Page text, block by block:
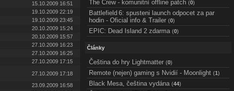
15.10.2009 16:51
19.10.2009 22:19
19.10.2009 23:45
20.10.2009 15:24
20.10.2009 15:57
27.10.2009 16:23
27.10.2009 16:25
27.10.2009 17:15
27.10.2009 17:18
23.09.2009 16:58
The Crew - komunitní offline patch (0)
Battlefield 6: spusteni launch odpocet za par
hodin - Oficial info & Trailer (0)
EPIC: Dead Island 2 zdarma (0)
Články
Čeština do hry Lightmatter (0)
Remote (nejen) gaming s Nvidií - Moonlight (1)
Black Mesa, čeština vydána (44)